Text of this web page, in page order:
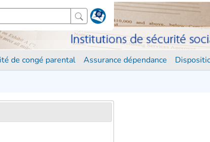
de congé parental Assurance dépendance